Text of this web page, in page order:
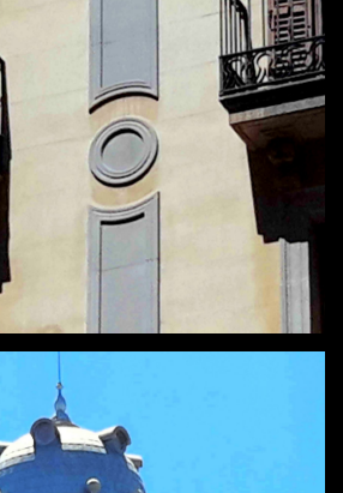
BARCELONA